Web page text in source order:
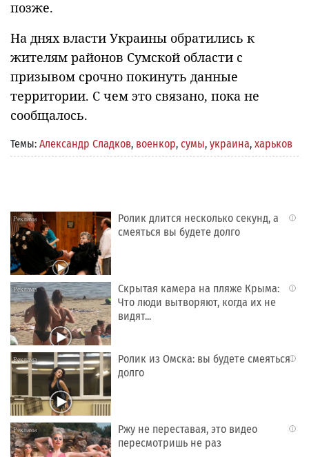
позже.
На днях власти Украины обратились к
жителям районов Сумской области с
призывом срочно покинуть данные
территории. С чем это связано, пока не
сообщалось.
Темы: Александр Сладков, военкор, сумы, украина, харьков
i
Ролик длится несколько секунд, а
смеяться вы будете долго
i
Скрытая камера на пляже Крыма:
Что люди вытворяют, когда их не
видят...
i
Ролик из Омска: вы будете смеяться
долго
i
Ржу не переставая, это видео
пересмотришь не раз